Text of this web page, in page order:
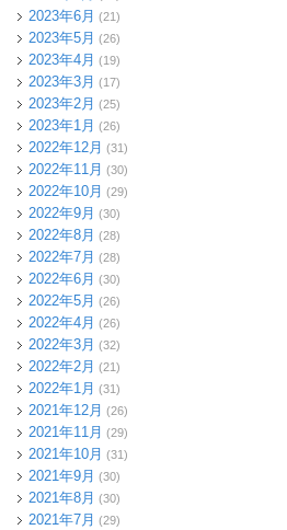
2023年6月 (21)
2023年5月 (26)
2023年4月 (19)
2023年3月 (17)
2023年2月 (25)
2023年1月 (26)
2022年12月 (31)
2022年11月 (30)
2022年10月 (29)
2022年9月 (30)
2022年8月 (28)
2022年7月 (28)
2022年6月 (30)
2022年5月 (26)
2022年4月 (26)
2022年3月 (32)
2022年2月 (21)
2022年1月 (31)
2021年12月 (26)
2021年11月 (29)
2021年10月 (31)
2021年9月 (30)
2021年8月 (30)
2021年7月 (29)